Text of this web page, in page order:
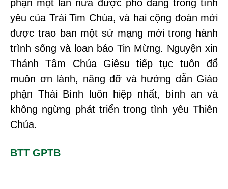
phận một lần nữa được phó dâng trong tình
yêu của Trái Tim Chúa, và hai cộng đoàn mới
được trao ban một sứ mạng mới trong hành
trình sống và loan báo Tin Mừng. Nguyện xin
Thánh Tâm Chúa Giêsu tiếp tục tuôn đổ
muôn ơn lành, nâng đỡ và hướng dẫn Giáo
phận Thái Bình luôn hiệp nhất, bình an và
không ngừng phát triển trong tình yêu Thiên
Chúa.
BTT GPTB